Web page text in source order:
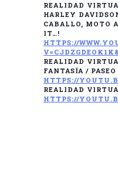
REALIDAD
HARLEY
CABALLO, MOTO
IT…!
HTTPS://
REALIDAD
FANTASÍA /
HTTPS://
REALIDAD
HTTPS://